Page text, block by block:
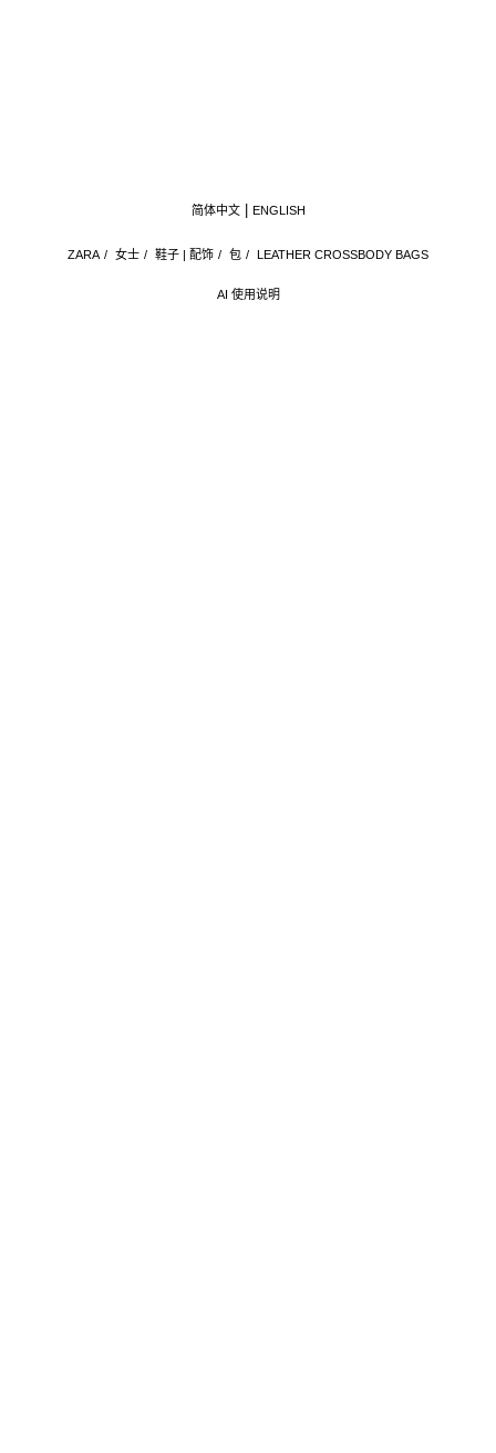
AI 使用说明
ZARA / 女士 / 鞋子 | 配饰 / 包 / LEATHER CROSSBODY BAGS
简体中文 ENGLISH